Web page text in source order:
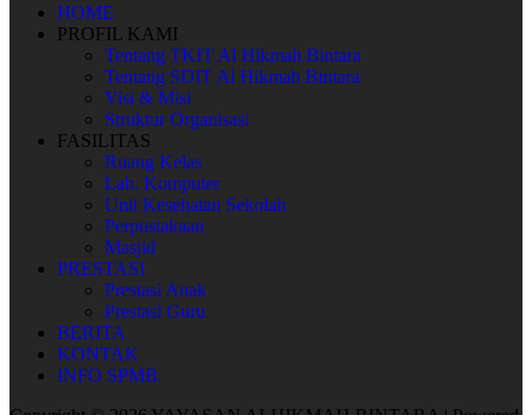
HOME
PROFIL KAMI
Tentang TKIT Al Hikmah Bintara
Tentang SDIT Al Hikmah Bintara
Visi & Misi
Struktur Organisasi
FASILITAS
Ruang Kelas
Lab. Komputer
Unit Kesehatan Sekolah
Perpustakaan
Masjid
PRESTASI
Prestasi Anak
Prestasi Guru
BERITA
KONTAK
INFO SPMB